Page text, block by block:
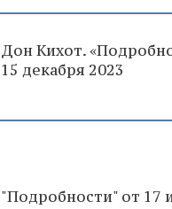
Дон Кихот.
15 декабря 2023
"Подробности" от 17